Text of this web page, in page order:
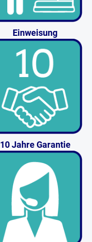
Einweisung
10 Jahre Garantie